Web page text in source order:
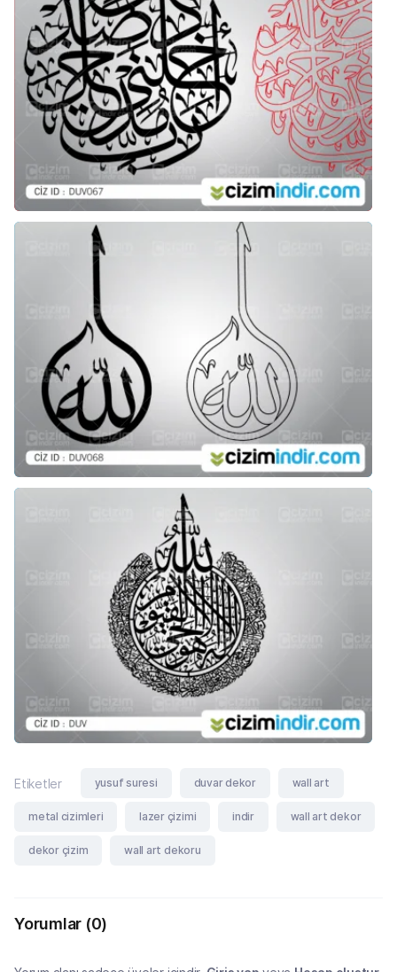
Etiketler yusuf suresi duvar dekor wall art
metal cizimleri lazer çizimi indir wall art dekor
dekor çizim wall art dekoru
Yorumlar (0)